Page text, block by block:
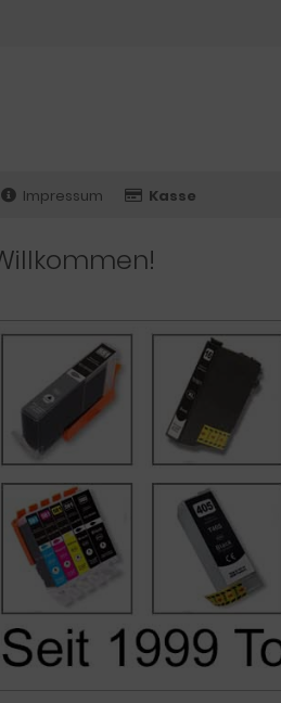
Impressum Kasse